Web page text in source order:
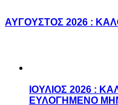
ΑΥΓΟΥΣΤΟΣ 2026 :
ΙΟΥΛΙΟΣ 2026 :
ΕΥΛΟΓΗΜΕΝΟ